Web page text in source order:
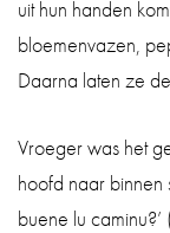
uit hun handen
bloemenvazen,
Daarna laten ze
Vroeger was het
hoofd naar binnen
buene lu